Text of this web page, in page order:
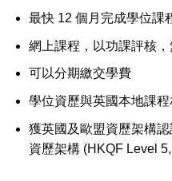
最快 12 個月完成學位課
網上課程，以功課評核
可以分期繳交學費
學位資歷與英國本地課
獲英國及歐盟資歷架構
資歷架構 (HKQF Level